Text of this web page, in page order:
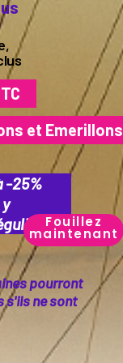
et Emerillons
-25%
pourront
s'ils ne sont
Fouillez
maintenant